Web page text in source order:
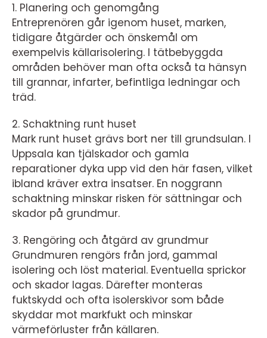
1. Planering och genomgång
Entreprenören går igenom huset, marken,
tidigare åtgärder och önskemål om
exempelvis källarisolering. I tätbebyggda
områden behöver man ofta också ta hänsyn
till grannar, infarter, befintliga ledningar och
träd.
2. Schaktning runt huset
Mark runt huset grävs bort ner till grundsulan. I
Uppsala kan tjälskador och gamla
reparationer dyka upp vid den här fasen, vilket
ibland kräver extra insatser. En noggrann
schaktning minskar risken för sättningar och
skador på grundmur.
3. Rengöring och åtgärd av grundmur
Grundmuren rengörs från jord, gammal
isolering och löst material. Eventuella sprickor
och skador lagas. Därefter monteras
fuktskydd och ofta isolerskivor som både
skyddar mot markfukt och minskar
värmeförluster från källaren.